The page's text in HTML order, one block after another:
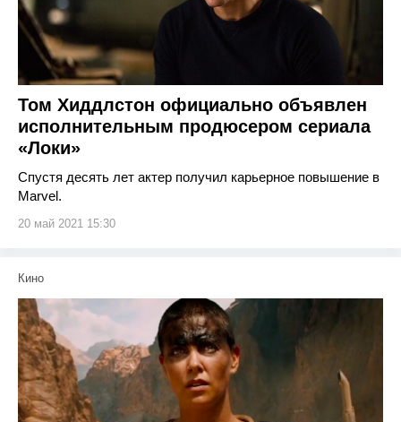
Том Хиддлстон официально объявлен
исполнительным продюсером сериала
«Локи»
Спустя десять лет актер получил карьерное повышение в
Marvel.
20 май 2021 15:30
Кино